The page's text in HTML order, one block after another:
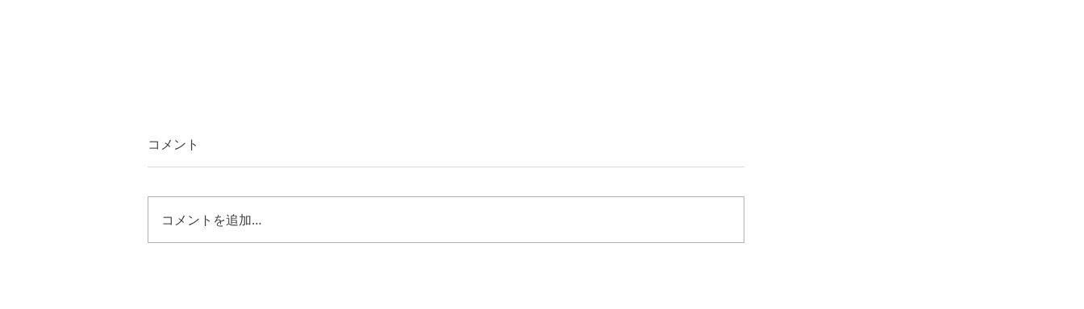
コメント
コメントを追加…